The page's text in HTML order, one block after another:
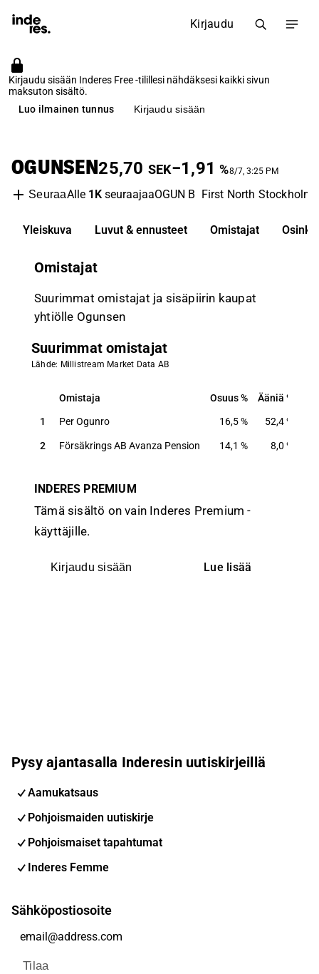
Kirjaudu
Kirjaudu sisään Inderes Free -tilillesi nähdäksesi kaikki sivun
maksuton sisältö.
Luo ilmainen tunnus
Kirjaudu sisään
OGUNSEN25,70 SEK−1,91 %8/7, 3:25 PM
SeuraaAlle 1KseuraajaaOGUN B First North Stockholm
Yleiskuva Luvut & ennusteet Omistajat Osinko
Omistajat
Suurimmat omistajat ja sisäpiirin kaupat
yhtiölle Ogunsen
Suurimmat omistajat
Lähde: Millistream Market Data AB
Omistaja Osuus Ääniä
Omistaja Osuus Ääniä
1 Per Ogunro 16,5% 52,4%
2 Försäkrings AB Avanza Pension 14,1 % 8,0 %
INDERES PREMIUM
Tämä sisältö on vain Inderes Premium -
käyttäjille.
Kirjaudu sisään Lue lisää
Pysy ajantasalla Inderesin uutiskirjeillä
Aamukatsaus
Pohjoismaiden uutiskirje
Pohjoismaiset tapahtumat
Inderes Femme
Sähköpostiosoite
Tilaa